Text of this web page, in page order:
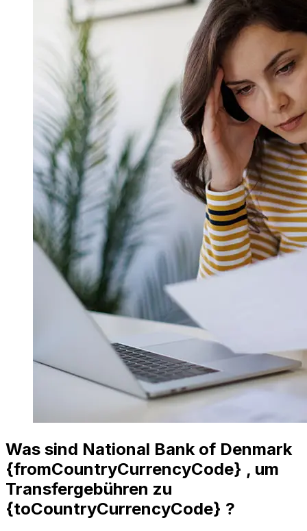
Was sind National Bank of Denmark
{fromCountryCurrencyCode} , um
Transfergebühren zu
{toCountryCurrencyCode} ?